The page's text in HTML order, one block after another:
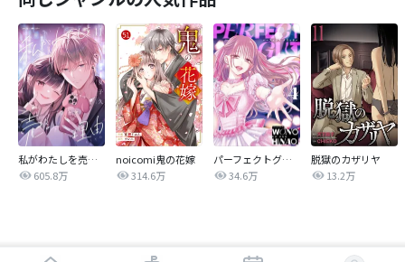
私がわたしを売る理由
605.8万
noicomi鬼の花嫁
314.6万
パーフェクトグリッター
34.6万
脱獄のカザリヤ
13.2万